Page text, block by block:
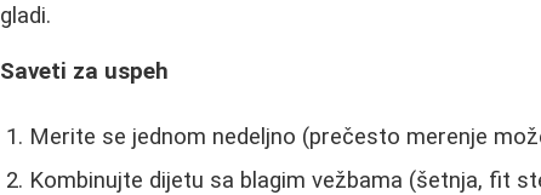
gladi.
Saveti za uspeh
Merite se jednom nedeljno (prečesto merenje
Kombinujte dijetu sa blagim vežbama (šetnja, fit